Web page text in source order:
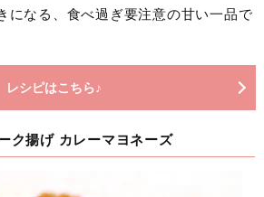
になる、食べ過ぎ要注意の甘い一品で
レシピはこちら♪
ク揚げ カレーマヨネーズ